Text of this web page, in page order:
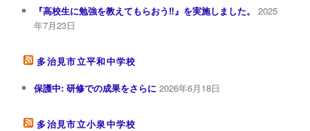
『高校生に勉強を教えてもらおう‼︎』を実施しました。
2025
年7月23日
多治見市立平和中学校
保護中: 研修での成果をさらに 2026年6月18日
多治見市立小泉中学校